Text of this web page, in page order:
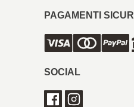
PAGAMENTI SICURI
SOCIAL